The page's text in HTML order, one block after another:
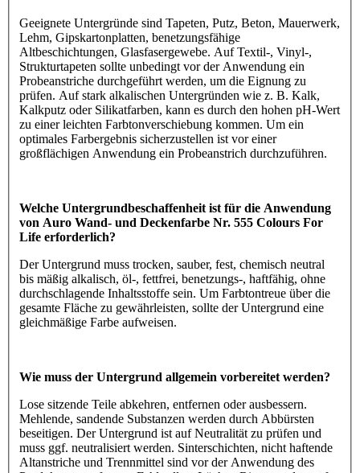
Geeignete Untergründe sind Tapeten, Putz, Beton, Mauerwerk,
Lehm, Gipskartonplatten, benetzungsfähige
Altbeschichtungen, Glasfasergewebe. Auf Textil-, Vinyl-,
Strukturtapeten sollte unbedingt vor der Anwendung ein
Probeanstriche durchgeführt werden, um die Eignung zu
prüfen. Auf stark alkalischen Untergründen wie z. B. Kalk,
Kalkputz oder Silikatfarben, kann es durch den hohen pH-Wert
zu einer leichten Farbtonverschiebung kommen. Um ein
optimales Farbergebnis sicherzustellen ist vor einer
großflächigen Anwendung ein Probeanstrich durchzuführen.
Welche Untergrundbeschaffenheit ist für die Anwendung
von Auro Wand- und Deckenfarbe Nr. 555 Colours For
Life erforderlich?
Der Untergrund muss trocken, sauber, fest, chemisch neutral
bis mäßig alkalisch, öl-, fettfrei, benetzungs-, haftfähig, ohne
durchschlagende Inhaltsstoffe sein. Um Farbtontreue über die
gesamte Fläche zu gewährleisten, sollte der Untergrund eine
gleichmäßige Farbe aufweisen.
Wie muss der Untergrund allgemein vorbereitet werden?
Lose sitzende Teile abkehren, entfernen oder ausbessern.
Mehlende, sandende Substanzen werden durch Abbürsten
beseitigen. Der Untergrund ist auf Neutralität zu prüfen und
muss ggf. neutralisiert werden. Sinterschichten, nicht haftende
Altanstriche und Trennmittel sind vor der Anwendung des